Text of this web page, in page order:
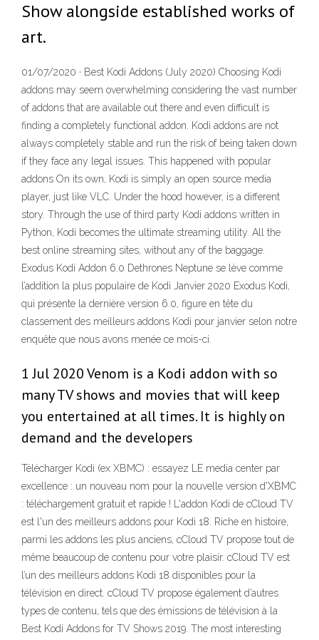
Show alongside established works of
art.
01/07/2020 · Best Kodi Addons (July 2020) Choosing Kodi
addons may seem overwhelming considering the vast number
of addons that are available out there and even difficult is
finding a completely functional addon. Kodi addons are not
always completely stable and run the risk of being taken down
if they face any legal issues. This happened with popular
addons On its own, Kodi is simply an open source media
player, just like VLC. Under the hood however, is a different
story. Through the use of third party Kodi addons written in
Python, Kodi becomes the ultimate streaming utility. All the
best online streaming sites, without any of the baggage.
Exodus Kodi Addon 6.0 Dethrones Neptune se lève comme
l’addition la plus populaire de Kodi Janvier 2020 Exodus Kodi,
qui présente la dernière version 6.0, figure en tête du
classement des meilleurs addons Kodi pour janvier selon notre
enquête que nous avons menée ce mois-ci.
1 Jul 2020 Venom is a Kodi addon with so
many TV shows and movies that will keep
you entertained at all times. It is highly on
demand and the developers
Télécharger Kodi (ex XBMC) : essayez LE media center par
excellence : un nouveau nom pour la nouvelle version d'XBMC
: téléchargement gratuit et rapide ! L'addon Kodi de cCloud TV
est l'un des meilleurs addons pour Kodi 18. Riche en histoire,
parmi les addons les plus anciens, cCloud TV propose tout de
même beaucoup de contenu pour votre plaisir. cCloud TV est
l’un des meilleurs addons Kodi 18 disponibles pour la
télévision en direct. cCloud TV propose également d’autres
types de contenu, tels que des émissions de télévision à la
Best Kodi Addons for TV Shows 2019. The most interesting